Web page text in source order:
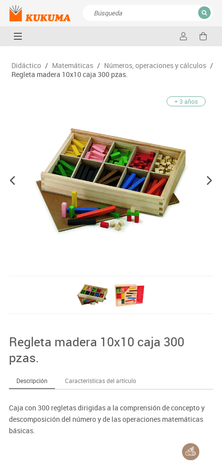
CERRAR
Didáctico / Matemáticas / Números, operaciones y cálculos /
Regleta madera 10x10 caja 300 pzas.
+ 3 años
Regleta madera 10x10 caja 300
pzas.
Descripción Características del artículo
Caja con 300 regletas dirigidas a la comprensión de concepto y
descomposición del número y de las operaciones matemáticas
básicas.